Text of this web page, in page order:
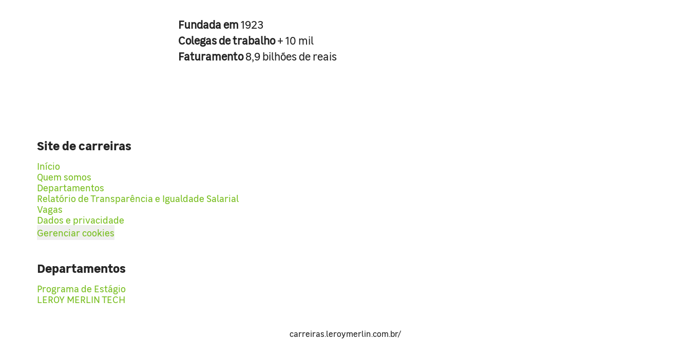
Fundada em1923
Colegas de trabalho+ 10 mil
Faturamento8,9 bilhões de reais
Site de carreiras
Início
Quem somos
Departamentos
Relatório de Transparência e Igualdade Salarial
Vagas
Dados e privacidade
Gerenciar cookies
Departamentos
Programa de Estágio
LEROY MERLIN TECH
carreiras.leroymerlin.com.br/